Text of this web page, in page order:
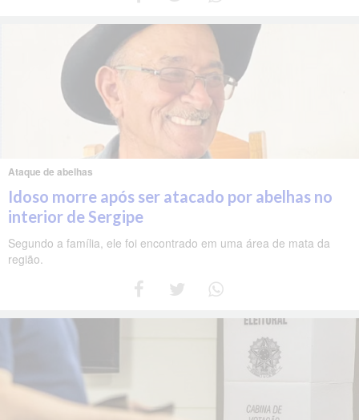
Ataque de abelhas
Idoso morre após ser atacado por abelhas no
interior de Sergipe
Segundo a família, ele foi encontrado em uma área de mata da
região.